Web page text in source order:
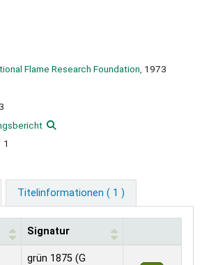
Flame Research Foundation, 1973
1
Titelinformationen ( 1 )
Signatur
grün 1875 (G